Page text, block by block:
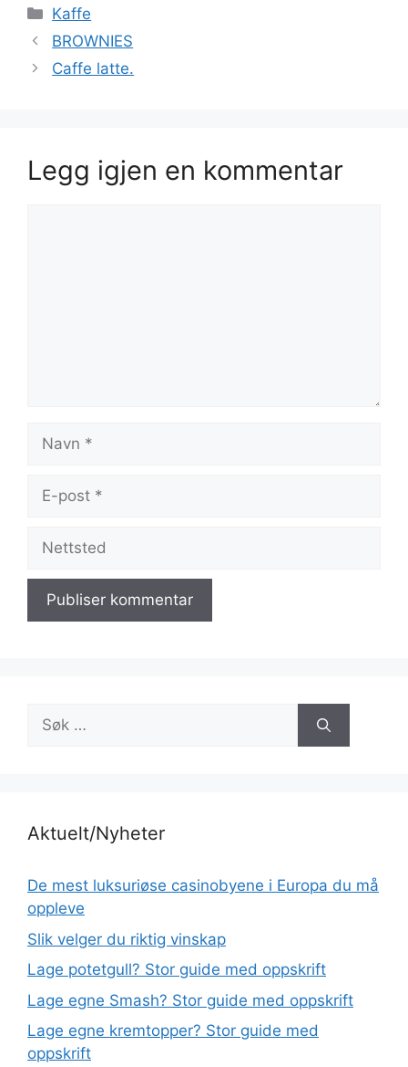
Kategorier
Kaffe
BROWNIES
Caffe latte.
Legg igjen en kommentar
Navn
Nettsted
Søk
etter:
Aktuelt/Nyheter
De mest luksuriøse casinobyene i Europa du må
oppleve
Slik velger du riktig vinskap
Lage potetgull? Stor guide med oppskrift
Lage egne Smash? Stor guide med oppskrift
Lage egne kremtopper? Stor guide med
oppskrift